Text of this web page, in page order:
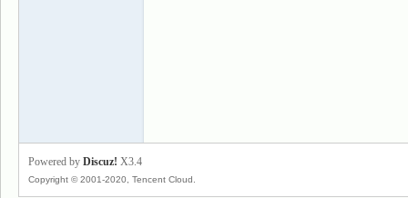
Powered by Discuz! X3.4
Copyright © 2001-2020, Tencent Cloud.